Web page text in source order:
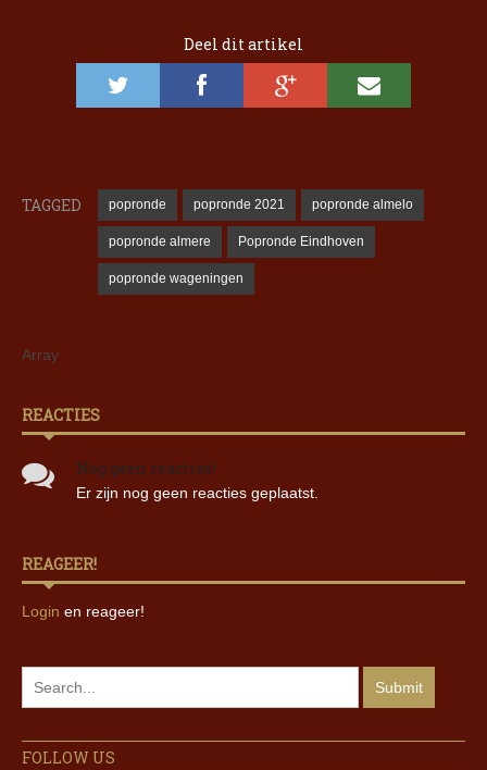
Deel dit artikel
TAGGED popronde popronde 2021 popronde almelo
popronde almere Popronde Eindhoven
popronde wageningen
Array
REACTIES
Nog geen reacties!
Er zijn nog geen reacties geplaatst.
REAGEER!
Login en reageer!
FOLLOW US